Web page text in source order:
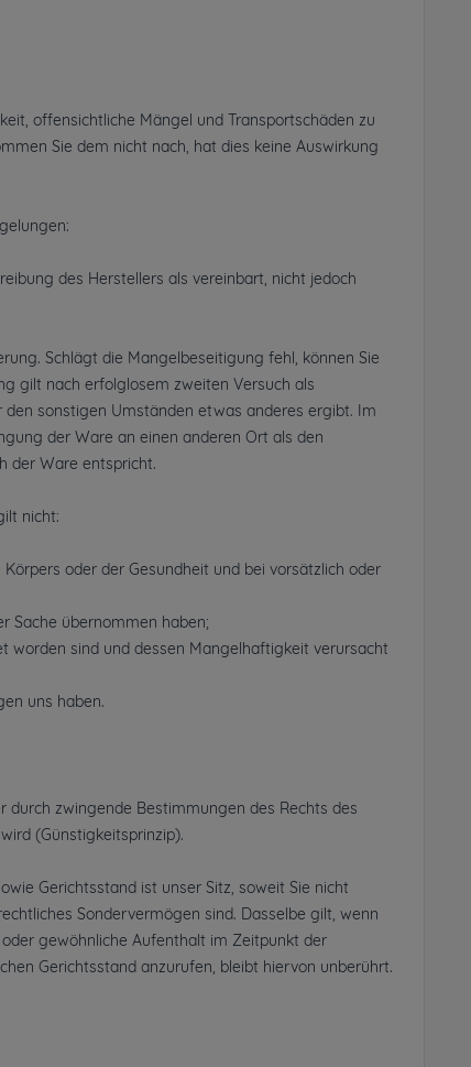
offensichtliche Mängel und Transportschäden zu
Sie dem nicht nach, hat dies keine Auswirkung
des Herstellers als vereinbart, nicht jedoch
Schlägt die Mangelbeseitigung fehl, können Sie
gilt nach erfolglosem zweiten Versuch als
sonstigen Umständen etwas anderes ergibt. Im
der Ware an einen anderen Ort als den
der Ware entspricht.
nicht:
oder der Gesundheit und bei vorsätzlich oder
Sache übernommen haben;
worden sind und dessen Mangelhaftigkeit verursacht
uns haben.
durch zwingende Bestimmungen des Rechts des
(Günstigkeitsprinzip).
Gerichtsstand ist unser Sitz, soweit Sie nicht
Sondervermögen sind. Dasselbe gilt, wenn
gewöhnliche Aufenthalt im Zeitpunkt der
Gerichtsstand anzurufen, bleibt hiervon unberührt.